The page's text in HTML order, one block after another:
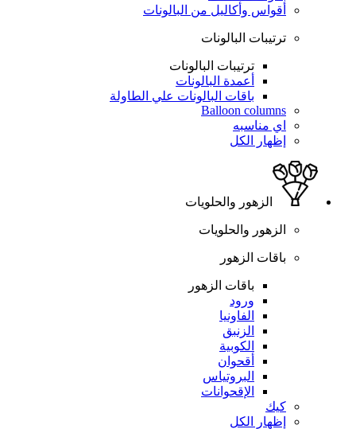
أقواس وأكاليل من البالونات
ترتيبات البالونات
ترتيبات البالونات
أعمدة البالونات
باقات البالونات علي الطاولة
Balloon columns
اي مناسبه
إظهار الكل
الزهور والحلويات
الزهور والحلويات
باقات الزهور
باقات الزهور
ورود
الفاونيا
الزنبق
الكوبية
أقحوان
البروتياس
الإقحوانات
كيك
إظهار الكل